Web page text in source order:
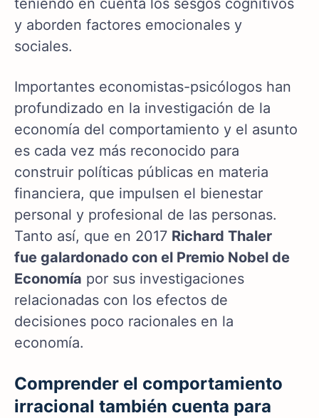
teniendo en cuenta los sesgos cognitivos
y aborden factores emocionales y
sociales.
Importantes economistas-psicólogos han
profundizado en la investigación de la
economía del comportamiento y el asunto
es cada vez más reconocido para
construir políticas públicas en materia
financiera, que impulsen el bienestar
personal y profesional de las personas.
Tanto así, que en 2017 Richard Thaler
fue galardonado con el Premio Nobel de
Economía por sus investigaciones
relacionadas con los efectos de
decisiones poco racionales en la
economía.
Comprender el comportamiento
irracional también cuenta para